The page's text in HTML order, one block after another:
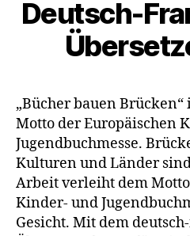
Deutsch-
„Bücher bauen Brücken“
Motto der Europäischen
Jugendbuchmesse.
Kulturen und Länder
Arbeit verleiht dem
Kinder- und
Gesicht. Mit dem